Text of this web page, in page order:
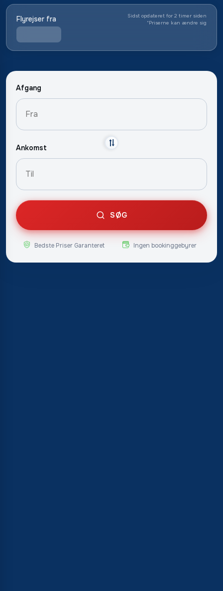
Flyrejser fra
Sidst opdateret for 2 timer siden
*Priserne kan ændre sig
Afgang
Ankomst
SØG
Bedste Priser Garanteret Ingen bookinggebyrer